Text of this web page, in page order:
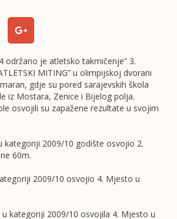
održano je atletsko takmičenje” 3.
MITING” u olimpijskoj dvorani
gdje su pored sarajevskih škola
iz Mostara, Zenice i Bijelog polja.
osvojili su zapažene rezultate u svojim
kategoriji 2009/10 godište osvojio 2.
60m.
2009/10 osvojio 4. Mjesto u
u kategoriji 2009/10 osvojila 4. Mjesto u